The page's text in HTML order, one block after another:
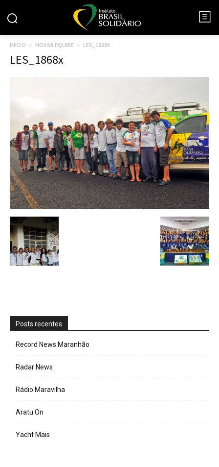
INÍCIO NOSSA EQUIPE LES_1868X
LES_1868x
Posts recentes
Record News Maranhão
Radar News
Rádio Maravilha
Aratu On
Yacht Mais